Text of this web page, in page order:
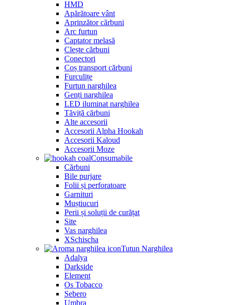
HMD
Apărătoare vânt
Aprinzător cărbuni
Arc furtun
Captator melasă
Clește cărbuni
Conectori
Coș transport cărbuni
Furculițe
Furtun narghilea
Genți narghilea
LED iluminat narghilea
Tăviță cărbuni
Alte accesorii
Accesorii Alpha Hookah
Accesorii Kaloud
Accesorii Moze
Consumabile
Cărbuni
Bile purjare
Folii și perforatoare
Garnituri
Muștiucuri
Perii și soluții de curățat
Site
Vas narghilea
XSchischa
Tutun Narghilea
Adalya
Darkside
Element
Os Tobacco
Sebero
Umbra